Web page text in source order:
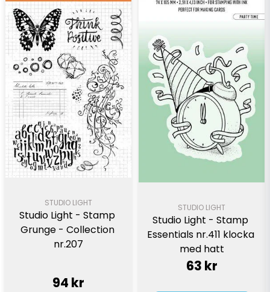
STUDIO LIGHT
Studio Light - Stamp
Grunge - Collection
nr.207
94 kr
STUDIO LIGHT
Studio Light - Stamp
Essentials nr.411 klocka
med hatt
63 kr